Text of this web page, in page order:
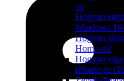
on
Hogyan
Windows
Hogyan
Home-ról
Hogyan
iPhone-ra